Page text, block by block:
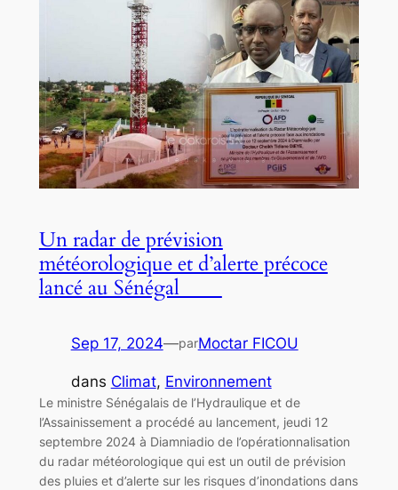
Un radar de prévision
météorologique et d’alerte précoce
lancé au Sénégal
Sep 17, 2024—parMoctar FICOU
dans Climat, Environnement
Le ministre Sénégalais de l’Hydraulique et de
l’Assainissement a procédé au lancement, jeudi 12
septembre 2024 à Diamniadio de l’opérationnalisation
du radar météorologique qui est un outil de prévision
des pluies et d’alerte sur les risques d’inondations dans